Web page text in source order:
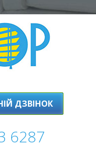
ДЗВІНОК
6287